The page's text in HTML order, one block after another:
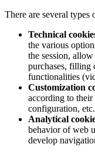
There are several types
Technical
the various
the session,
purchases, filling
functionalities
Customization
according to their
configuration,
Analytical
behavior of web
develop